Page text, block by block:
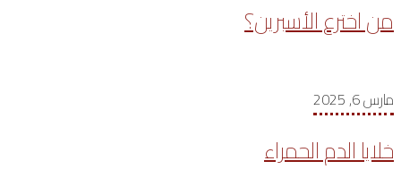
من اخترع الأسبرين؟
مارس 6, 2025
خلايا الدم الحمراء